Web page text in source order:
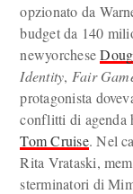
opzionato da
budget da 140
newyorchese
Identity, Fair
protagonista
conflitti di agenda
Tom Cruise. Nel
Rita Vrataski,
sterminatori di